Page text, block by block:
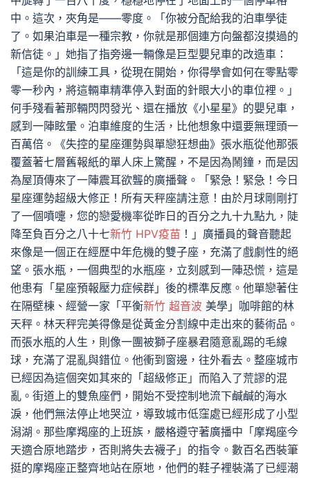
中。這次，夾角是——零度。「你被分配給我的泊車學徒
了。如果泊車是一種宗教，你就是那個連方向盤都沒摸過的
新信徒。」她指了指旁邊一輛像是巨型嬰兒車的改造車：
「這是你的訓練工具，從現在開始，你得學會如何在零點零
零一秒內，將這輛車精準停入對面的針眼大小的車位裡。」
何手殘看著那輛閃閃發光、還在播放《小星星》的嬰兒車，
感到一陣眩暈。泊車維度的生活，比他想象中還要無理頭一
百萬倍。《失控的星座運勢與單戀狂想曲》張水瓶從他那張
覆蓋著七層舊報紙的單人床上驚醒，不是因為鬧鐘，而是因
為屋頂傳來了一陣震耳欲聾的廣播聲。「緊急！緊急！今日
星座運勢超級大修正！所有天秤座請注意！由於月球剛剛打
了一個噴嚏，您的戀愛機率從昨日的百分之九十九點九，陡
降至負百分之八十七新竹 HPV疫苗 ！」廣播員的聲音聽起
來像是一個正在經歷中年危機的雙子座，充滿了戲劇性的絕
望。張水瓶，一個典型的水瓶座，立刻感到一陣恐慌，這是
他患有「星座預報壓力症候群」後的標準反應。他單戀著住
在隔壁棟、經營一家「平衡新竹 超音波 美學」咖啡館的林
天秤。林天秤完美得像是從黃金分割線中走出來的藝術品。
而張水瓶的人生，則像一團被獅子座暴君隨意亂踢的毛線
球，充滿了混亂與錯位。他衝到窗邊，往外看去。整座城市
已經因為這個突如其來的「超級修正」而陷入了荒謬的混
亂。街道上的雙魚座們，開始不受控制地流下鹹鹹的海水
淚，他們無法停止地哭泣，導致城市低窪處已經形成了小型
潟湖。那些摩羯座的上班族，嚴格遵守著廣播中「摩羯座今
天適合原地踏步，否則將失去襪子」的指令。數百名西裝筆
挺的摩羯座正整齊地站在原地，他們的鞋子裡裝滿了已經潮